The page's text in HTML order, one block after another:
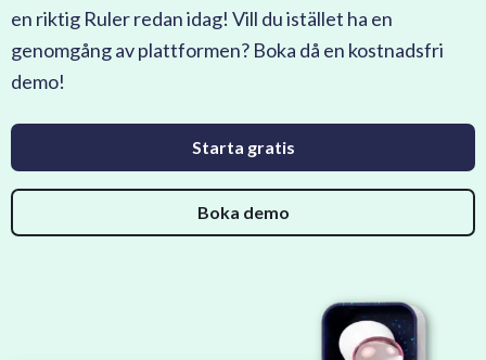
en riktig Ruler redan idag! Vill du istället ha en
genomgång av plattformen? Boka då en kostnadsfri
demo!
Starta gratis
Boka demo